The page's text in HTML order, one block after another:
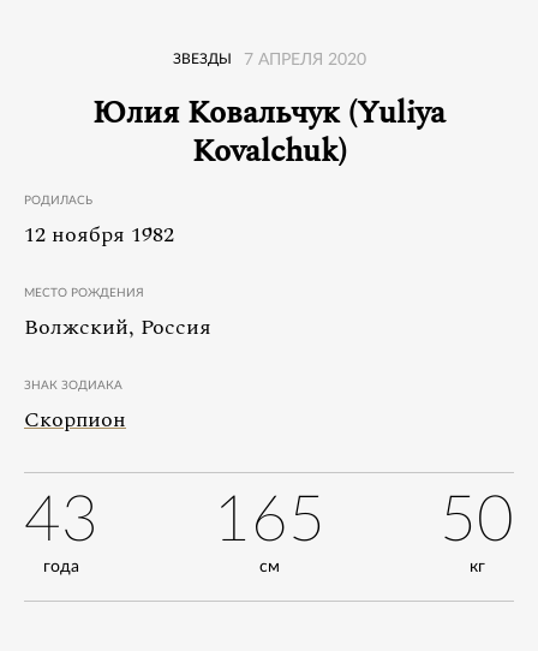
Юлия Ковальчук (Yuliya
Kovalchuk)
ЗВЕЗДЫ 7 АПРЕЛЯ 2020
РОДИЛАСЬ
12 ноября 1982
МЕСТО РОЖДЕНИЯ
Волжский, Россия
ЗНАК ЗОДИАКА
Скорпион
43
года
165
см
50
кг